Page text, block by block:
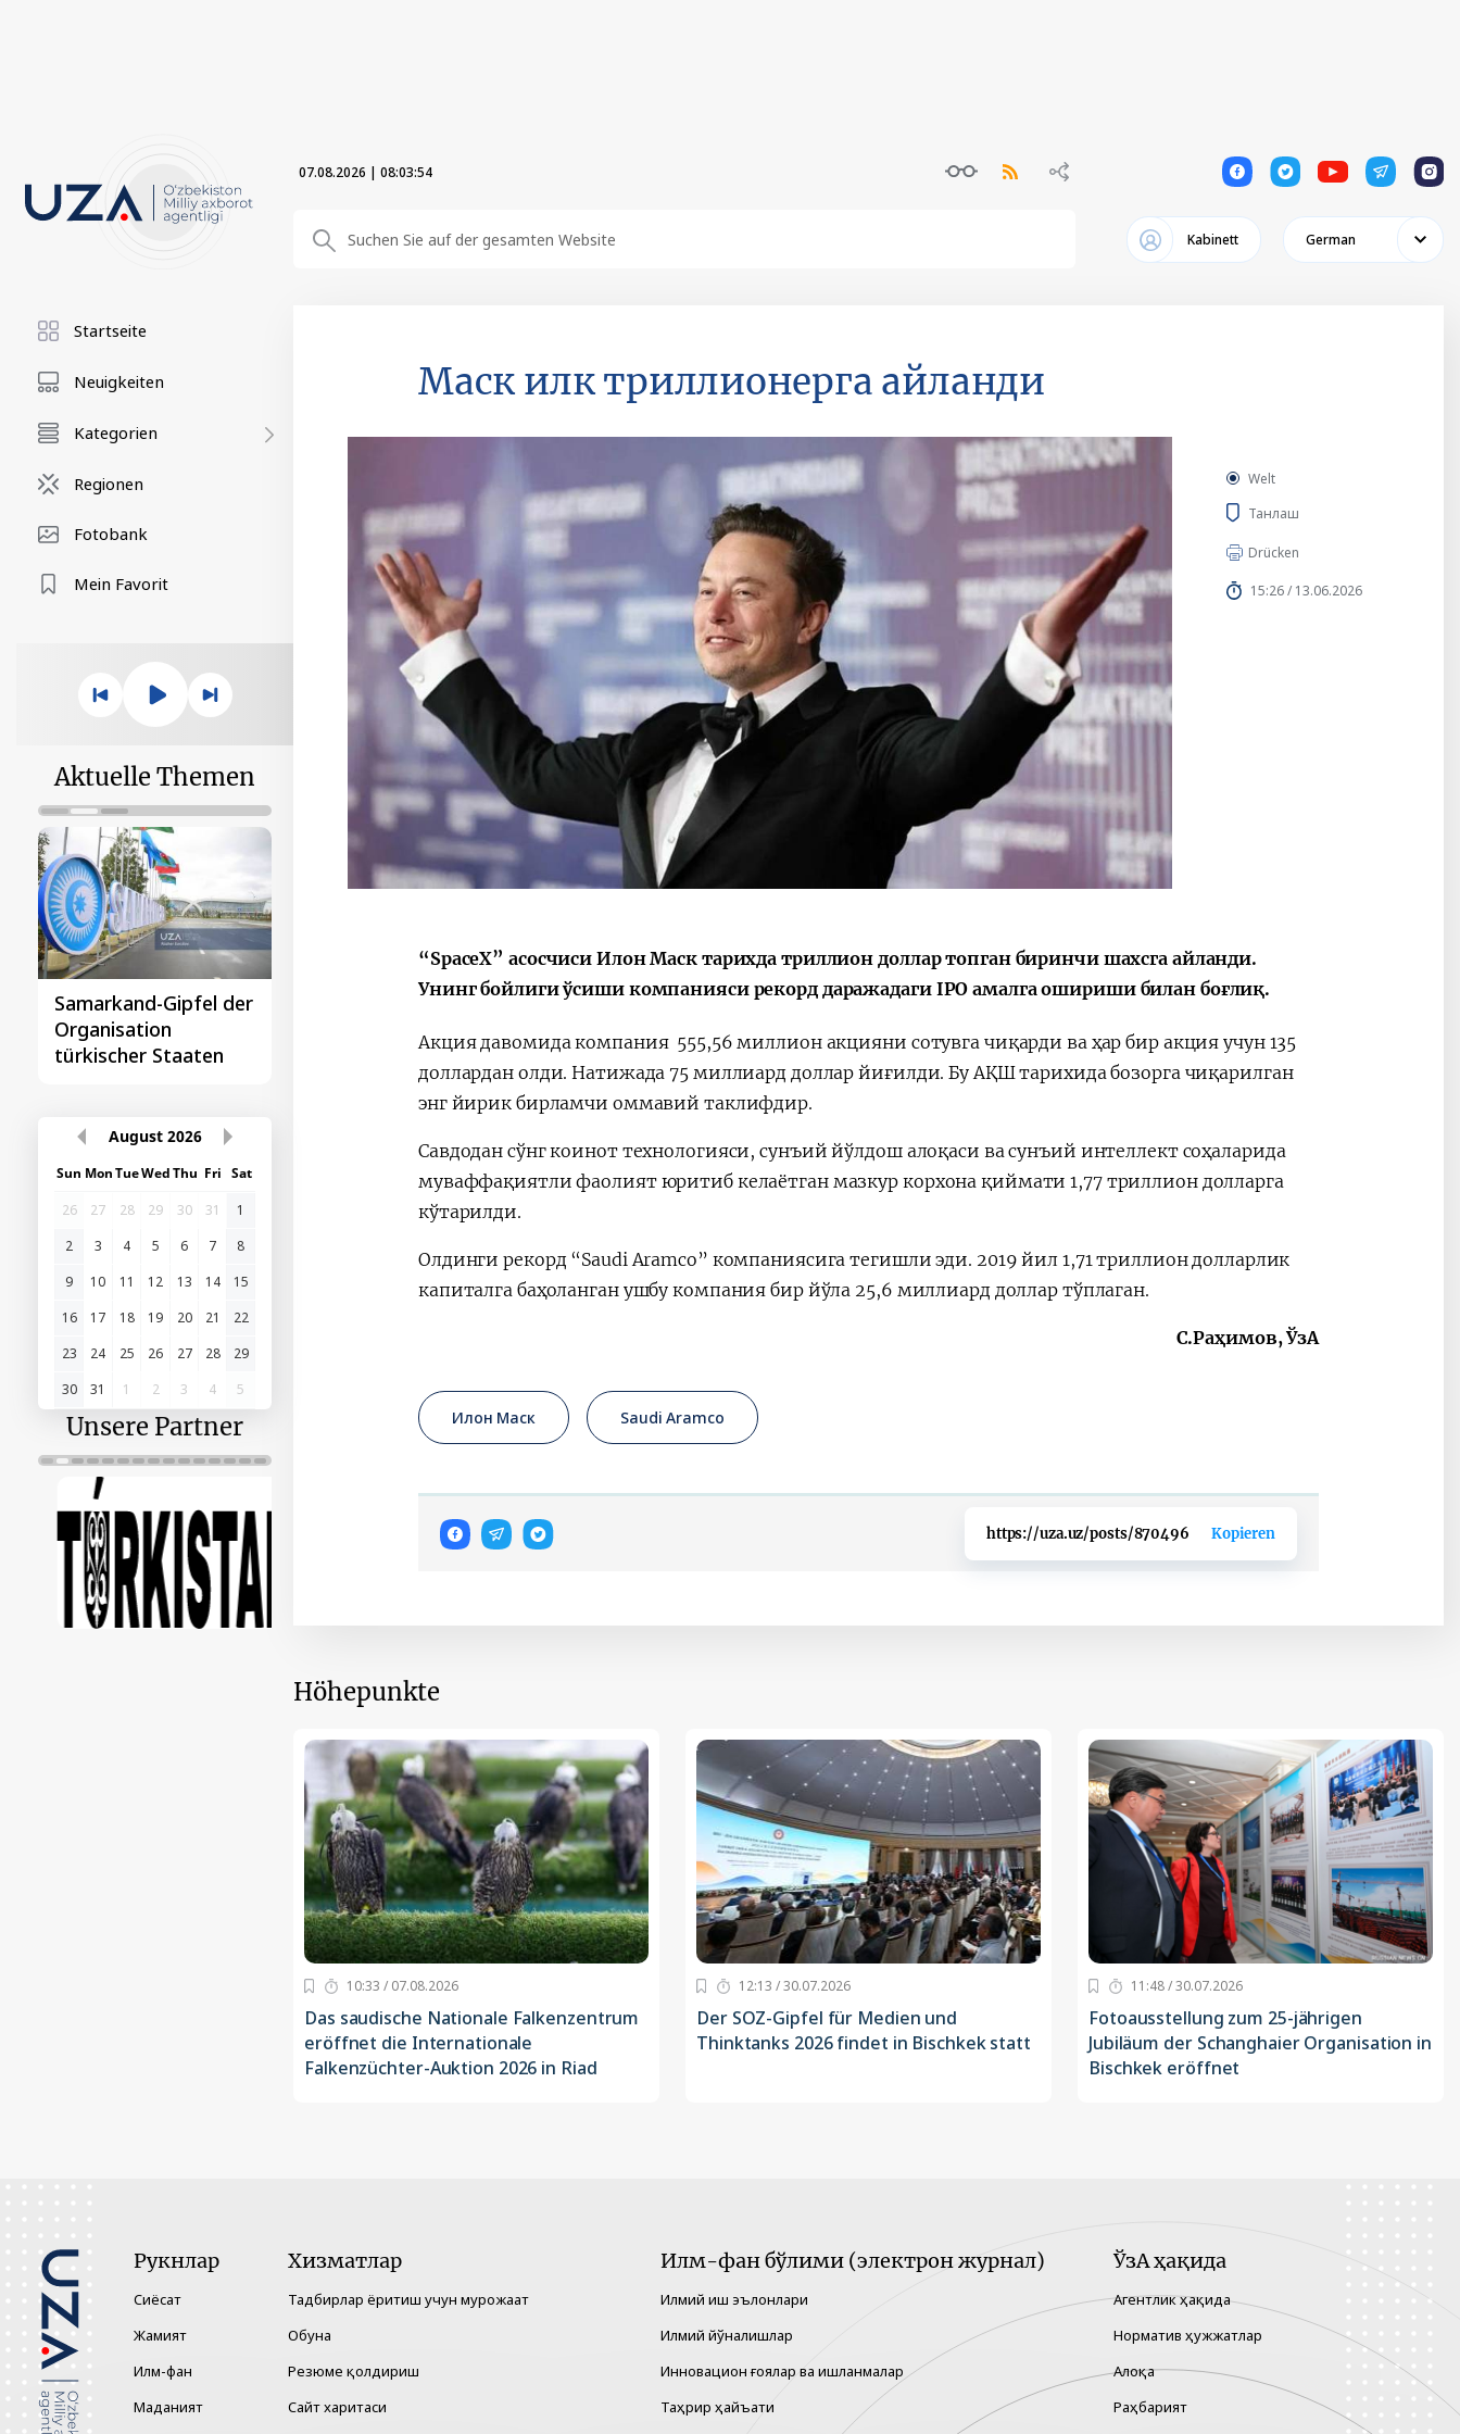
07.08.2026 | 08:03:54 1 1 1 1 1
Kabinett German
Startseite
Neuigkeiten
Kategorien
Regionen
Fotobank
Mein Favorit
Aktuelle Themen
Samarkand-Gipfel der
Organisation
türkischer Staaten
Gipfeltreffen
Zentralasien-China
August 2026
Sun MonTueWedThu Fri Sat
26
27 28 29 30 31
1
2
3 4 5 6 7
8
9
10 11 12 13 14
15
16
17 18 19 20 21
22
23
24 25 26 27 28
29
30
31 1 2 3 4 5
Unsere Partner
Маск илк триллионерга айланди
Welt
Танлаш
Drücken
15:26 / 13.06.2026
“SpaceX” асосчиси Илон Маск тарихда триллион доллар топган биринчи шахсга айланди.
Унинг бойлиги ўсиши компанияси рекорд даражадаги IPO амалга ошириши билан боғлиқ.
Акция давомида компания 555,56 миллион акцияни сотувга чиқарди ва ҳар бир акция учун 135
доллардан олди. Натижада 75 миллиард доллар йиғилди. Бу АҚШ тарихида бозорга чиқарилган
энг йирик бирламчи оммавий таклифдир.
Савдодан сўнг коинот технологияси,сунъий йўлдош алоқаси ва сунъий интеллект соҳаларида
муваффақиятли фаолият юритиб келаётган мазкур корхона қиймати 1,77 триллион долларга
кўтарилди.
Олдинги рекорд “Saudi Aramco” компаниясига тегишли эди. 2019 йил 1,71 триллион долларлик
капиталга баҳоланган ушбу компания бир йўла 25,6 миллиард доллар тўплаган.
С.Раҳимов, ЎзА
Илон Маск Saudi Aramco
https://uza.uz/posts/870496 Kopieren
Höhepunkte
10:33 / 07.08.2026
Das saudische Nationale Falkenzentrum
eröffnet die Internationale
Falkenzüchter-Auktion 2026 in Riad
12:13 / 30.07.2026
Der SOZ-Gipfel für Medien und
Thinktanks 2026 findet in Bischkek statt
11:48 / 30.07.2026
Fotoausstellung zum 25-jährigen
Jubiläum der Schanghaier Organisation in
Bischkek eröffnet
Рукнлар
Сиёсат
Жамият
Илм-фан
Маданият
Хизматлар
Тадбирлар ёритиш учун мурожаат
Обуна
Резюме қолдириш
Сайт харитаси
Илм-фан бўлими (электрон журнал)
Илмий иш эълонлари
Илмий йўналишлар
Инновацион ғоялар ва ишланмалар
Таҳрир ҳайъати
ЎзА ҳақида
Агентлик ҳақида
Норматив ҳужжатлар
Алоқа
Раҳбарият